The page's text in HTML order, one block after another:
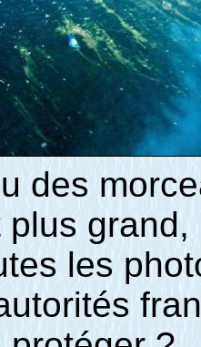
des
plus
les